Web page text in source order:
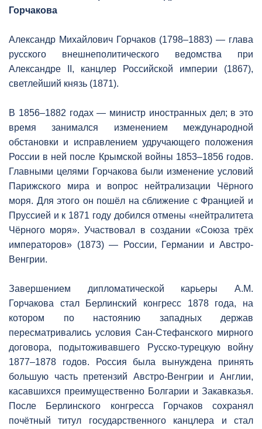
Горчакова
Александр Михайлович Горчаков (1798–1883) — глава
русского внешнеполитического ведомства при
Александре II, канцлер Российской империи (1867),
светлейший князь (1871).
В 1856–1882 годах — министр иностранных дел; в это
время занимался изменением международной
обстановки и исправлением удручающего положения
России в ней после Крымской войны 1853–1856 годов.
Главными целями Горчакова были изменение условий
Парижского мира и вопрос нейтрализации Чёрного
моря. Для этого он пошёл на сближение с Францией и
Пруссией и к 1871 году добился отмены «нейтралитета
Чёрного моря». Участвовал в создании «Союза трёх
императоров» (1873) — России, Германии и Австро-
Венгрии.
Завершением дипломатической карьеры А.М.
Горчакова стал Берлинский конгресс 1878 года, на
котором по настоянию западных держав
пересматривались условия Сан-Стефанского мирного
договора, подытоживавшего Русско-турецкую войну
1877–1878 годов. Россия была вынуждена принять
большую часть претензий Австро-Венгрии и Англии,
касавшихся преимущественно Болгарии и Закавказья.
После Берлинского конгресса Горчаков сохранял
почётный титул государственного канцлера и стал